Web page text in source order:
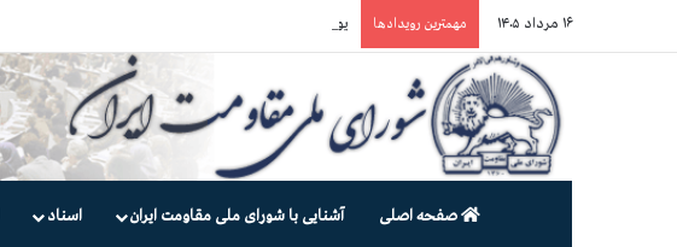
۱۶ مرداد ۱۴۰۵ مهمترین رویدادها یورش وحشیانه دژخیمان رژیم آخوندی به بند ۷ زندان اوین و ضرب‌وجرح زندانیان سیاسی
صفحه اصلی آشنایی با شورای ملی مقاومت ایران اسناد